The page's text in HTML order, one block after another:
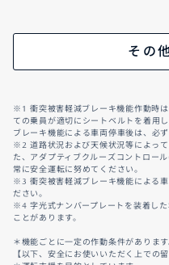
その
※1 衝突被害軽減ブレーキ機能作動時
ての乗員が適切にシートベルトを着用
ブレーキ機能による車両停車後は、必
※2 道路状況および天候状況等によっ
た、アダプティブクルーズコントロー
常に安全運転に努めてください。
※3 衝突被害軽減ブレーキ機能による
ださい。
※4 字光式ナンバープレートを装着し
ことがあります。
＊機能ごとに一定の作動条件がありま
【以下、安全にお使いいただく上での留